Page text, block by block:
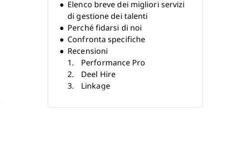
Elenco breve dei migliori servizi
di gestione dei talenti
Perché fidarsi di noi
Confronta specifiche
Recensioni
Performance Pro
Deel Hire
Linkage
PDI Ninth House